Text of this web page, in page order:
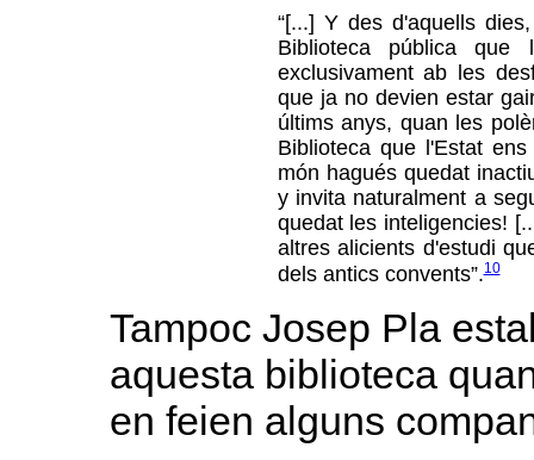
“[...] Y des d'aquells
Biblioteca pública que
exclusivament ab les
que ja no devien estar
últims anys, quan les
Biblioteca que l'Estat
món hagués quedat
y invita naturalment a
quedat les inteligencies!
altres alicients d'estudi
dels antics convents”.10
Tampoc Josep Pla
aquesta biblioteca
en feien alguns